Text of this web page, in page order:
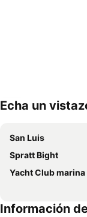
Echa un
San Luis
Spratt Bight
Yacht Club marina
Información